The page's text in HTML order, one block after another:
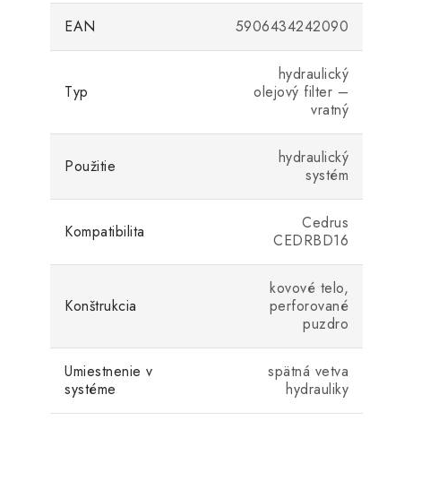
EAN 5906434242090
Typ
hydraulický
olejový filter –
vratný
Použitie
hydraulický
systém
Kompatibilita
Cedrus
CEDRBD16
Konštrukcia
kovové telo,
perforované
puzdro
Umiestnenie v
systéme
spätná vetva
hydrauliky